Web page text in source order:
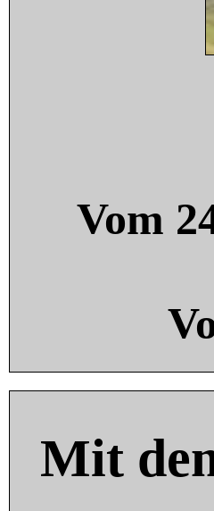
Vom
Mit